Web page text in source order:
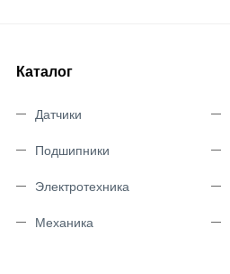
Каталог
Датчики
Подшипники
Электротехника
Механика